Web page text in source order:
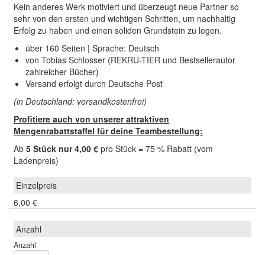
Kein anderes Werk motiviert und überzeugt neue Partner so
sehr von den ersten und wichtigen Schritten, um nachhaltig
Erfolg zu haben und einen soliden Grundstein zu legen.
über 160 Seiten | Sprache: Deutsch
von Tobias Schlosser (REKRU-TIER und Bestsellerautor
zahlreicher Bücher)
Versand erfolgt durch Deutsche Post
(in Deutschland: versandkostenfrei)
Profitiere auch von unserer attraktiven
Mengenrabattstaffel für deine Teambestellung:
Ab 5 Stück nur 4,00 € pro Stück = 75 % Rabatt (vom
Ladenpreis)
6,00 €
Anzahl